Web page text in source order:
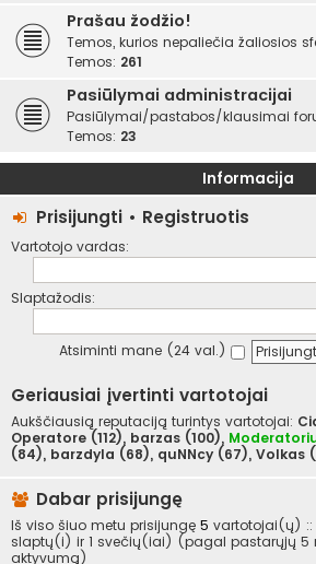
Prašau žodžio!
Temos, kurios nepaliečia žaliosios
Temos: 261
Pasiūlymai administracijai
Pasiūlymai/pastabos/klausimai
Temos: 23
Informacija
Prisijungti • Registruotis
Vartotojo vardas:
Slaptažodis:
Atsiminti mane (24 val.)
Geriausiai įvertinti vartotojai
Aukščiausią reputaciją turintys vartotojai:
Operatore (112), barzas (100),
(84), barzdyla (68), quNNcy (67), Volkas
Dabar prisijungę
Iš viso šiuo metu prisijungę 5 vartotojai(ų) ::
slaptų(i) ir 1 svečių(iai) (pagal pastarųjų 5
aktyvumą)